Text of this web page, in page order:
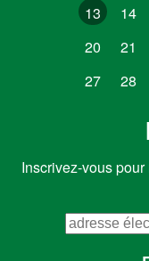
13
14
20
21
27
28
Inscrivez-vous